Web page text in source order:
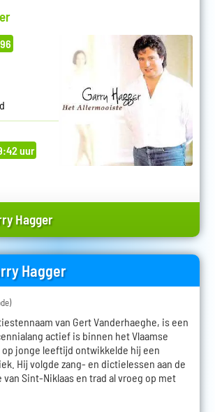
uur
Hagger
Hagger
van Gert Vanderhaeghe, is een
actief is binnen het Vlaamse
jonge leeftijd ontwikkelde hij een
Hij volgde zang- en dictielessen aan de
van Sint-Niklaas en trad al vroeg op met